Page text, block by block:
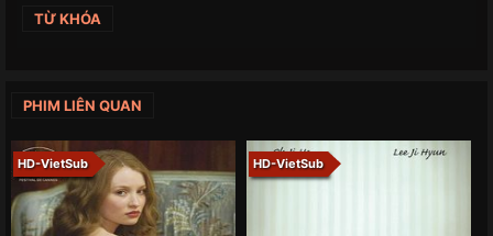
TỪ KHÓA
PHIM LIÊN QUAN
HD-VietSub HD-VietSub